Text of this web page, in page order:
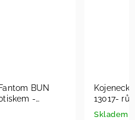
BUN
-
13017-
srdíčka
Skladem